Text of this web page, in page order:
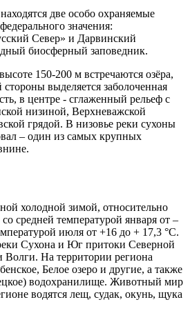
две особо охраняемые
значения:
Север» и Дарвинский
биосферный заповедник.
150-200 м встречаются озёра,
стороны выделяется заболоченная
в центре - сглаженный рельеф с
низиной, Верхневажской
грядой. В низовье реки сухоны
– один из самых крупных
холодной зимой, относительно
средней температурой января от –
июля от +16 до + 17,3 °С.
Сухона и Юг притоки Северной
На территории региона
Белое озеро и другие, а также
водохранилище. Животный мир
водятся лещ, судак, окунь, щука